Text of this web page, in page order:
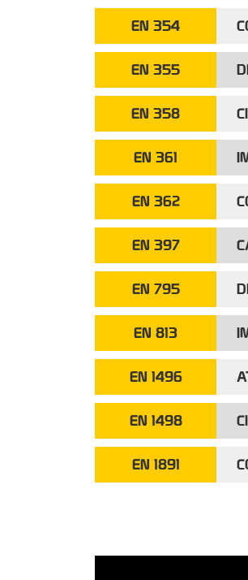
EN 354
EN 355
EN 358
EN 361
EN 362
EN 397
EN 795
EN 813
EN 1496
EN 1498
EN 1891